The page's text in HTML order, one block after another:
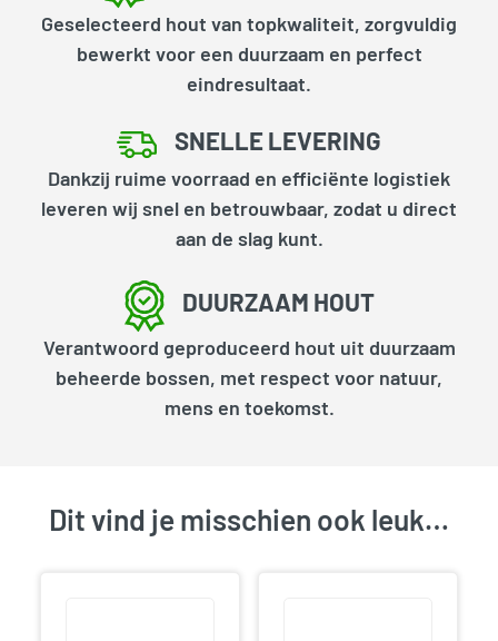
Geselecteerd hout van topkwaliteit, zorgvuldig
bewerkt voor een duurzaam en perfect
eindresultaat.
SNELLE LEVERING
Dankzij ruime voorraad en efficiënte logistiek
leveren wij snel en betrouwbaar, zodat u direct
aan de slag kunt.
DUURZAAM HOUT
Verantwoord geproduceerd hout uit duurzaam
beheerde bossen, met respect voor natuur,
mens en toekomst.
Dit vind je misschien ook leuk…